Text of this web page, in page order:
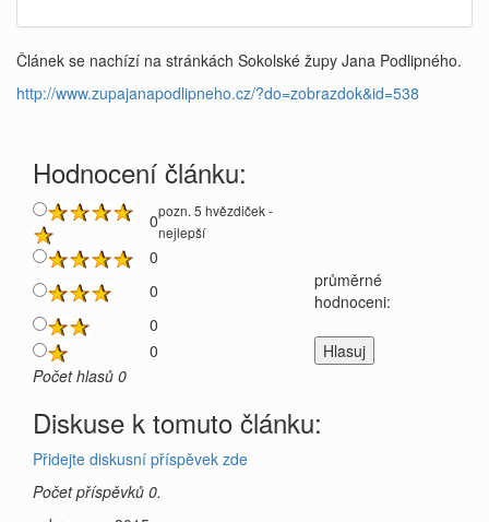
Článek se nachízí na stránkách Sokolské župy Jana Podlipného.
http://www.zupajanapodlipneho.cz/?do=zobrazdok&id=538
Hodnocení článku:
0pozn. 5 hvězdiček -
nejlepší
0
0
průměrné
hodnoceni:
0
0
Počet hlasů 0
Diskuse k tomuto článku:
Přidejte diskusní příspěvek zde
Počet příspěvků 0.